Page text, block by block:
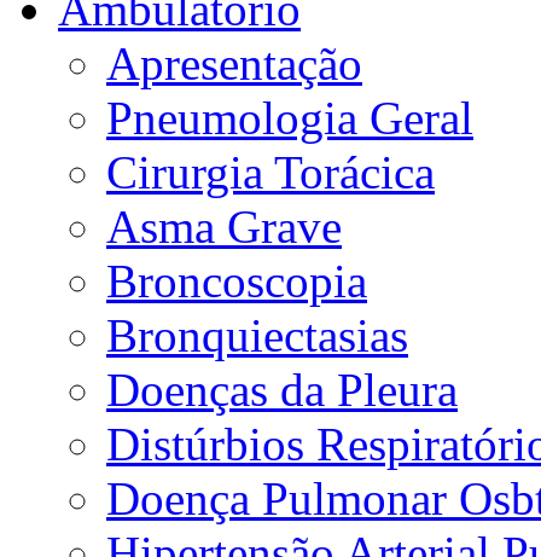
Apresentação
Pneumologia Geral
Cirurgia Torácica
Asma Grave
Broncoscopia
Bronquiectasias
Doenças da Pleura
Distúrbios
Doença Pulmonar